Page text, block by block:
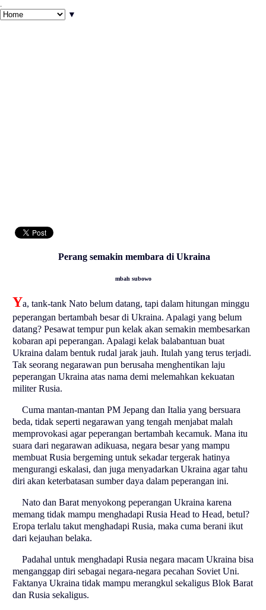
.
▼
Perang semakin membara di Ukraina
mbah subowo
Ya, tank-tank Nato belum datang, tapi dalam hitungan minggu
peperangan bertambah besar di Ukraina. Apalagi yang belum
datang? Pesawat tempur pun kelak akan semakin membesarkan
kobaran api peperangan. Apalagi kelak balabantuan buat
Ukraina dalam bentuk rudal jarak jauh. Itulah yang terus terjadi.
Tak seorang negarawan pun berusaha menghentikan laju
peperangan Ukraina atas nama demi melemahkan kekuatan
militer Rusia.
Cuma mantan-mantan PM Jepang dan Italia yang bersuara
beda, tidak seperti negarawan yang tengah menjabat malah
memprovokasi agar peperangan bertambah kecamuk. Mana itu
suara dari negarawan adikuasa, negara besar yang mampu
membuat Rusia bergeming untuk sekadar tergerak hatinya
mengurangi eskalasi, dan juga menyadarkan Ukraina agar tahu
diri akan keterbatasan sumber daya dalam peperangan ini.
Nato dan Barat menyokong peperangan Ukraina karena
memang tidak mampu menghadapi Rusia Head to Head, betul?
Eropa terlalu takut menghadapi Rusia, maka cuma berani ikut
dari kejauhan belaka.
Padahal untuk menghadapi Rusia negara macam Ukraina bisa
menganggap diri sebagai negara-negara pecahan Soviet Uni.
Faktanya Ukraina tidak mampu merangkul sekaligus Blok Barat
dan Rusia sekaligus.